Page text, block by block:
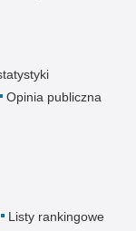
Opinia publiczna
Listy rankingowe